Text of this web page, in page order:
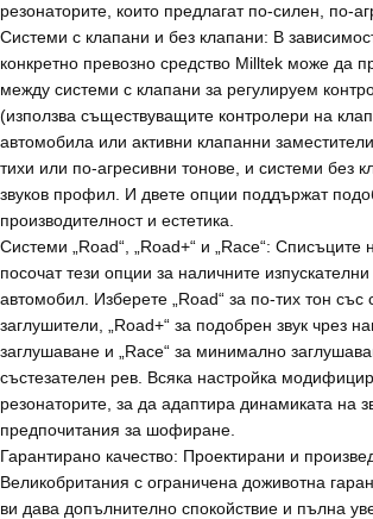
резонаторите, които предлагат по-силен, по-
Системи с клапани и без клапани: В
конкретно превозно средство Milltek може да
между системи с клапани за регулируем
(използва съществуващите контролери на
автомобила или активни клапанни
тихи или по-агресивни тонове, и системи без
звуков профил. И двете опции поддържат
производителност и естетика.
Системи „Road“, „Road+“ и „Race“: Списъците
посочат тези опции за наличните
автомобил. Изберете „Road“ за по-тих тон със
заглушители, „Road+“ за подобрен звук чрез
заглушаване и „Race“ за минимално
състезателен рев. Всяка настройка
резонаторите, за да адаптира динамиката на
предпочитания за шофиране.
Гарантирано качество: Проектирани и
Великобритания с ограничена доживотна
ви дава допълнително спокойствие и пълна